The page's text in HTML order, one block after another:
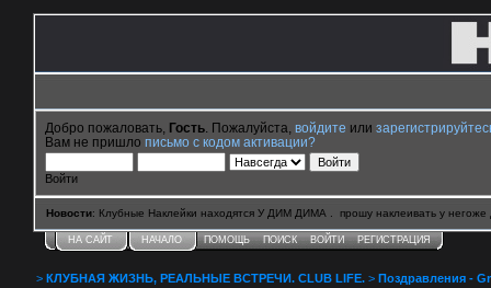
Добро пожаловать, Гость . Пожалуйста, войдите или
Вам не пришло письмо с кодом активации?
Войти
Новости: Клубные Наклейки находятся У ДИМ ДИМА . прошу наклеивать у негоже
НА САЙТ НАЧАЛО ПОМОЩЬ ПОИСК ВОЙТИ РЕГИСТРАЦИЯ
> КЛУБНАЯ ЖИЗНЬ, РЕАЛЬНЫЕ ВСТРЕЧИ. CLUB LIFE. > Поздравления -